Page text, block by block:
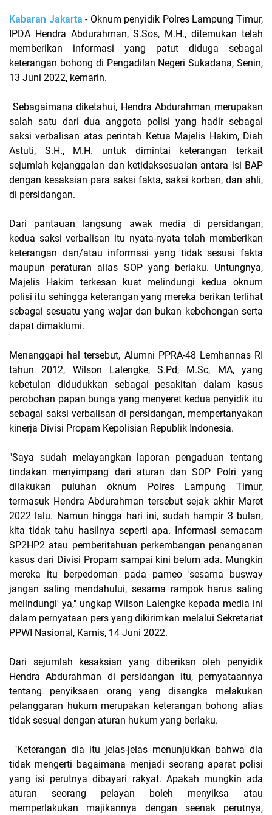
Kabaran Jakarta - Oknum penyidik Polres Lampung Timur,
IPDA Hendra Abdurahman, S.Sos, M.H., ditemukan telah
memberikan informasi yang patut diduga sebagai
keterangan bohong di Pengadilan Negeri Sukadana, Senin,
13 Juni 2022, kemarin.
Sebagaimana diketahui, Hendra Abdurahman merupakan
salah satu dari dua anggota polisi yang hadir sebagai
saksi verbalisan atas perintah Ketua Majelis Hakim, Diah
Astuti, S.H., M.H. untuk dimintai keterangan terkait
sejumlah kejanggalan dan ketidaksesuaian antara isi BAP
dengan kesaksian para saksi fakta, saksi korban, dan ahli,
di persidangan.
Dari pantauan langsung awak media di persidangan,
kedua saksi verbalisan itu nyata-nyata telah memberikan
keterangan dan/atau informasi yang tidak sesuai fakta
maupun peraturan alias SOP yang berlaku. Untungnya,
Majelis Hakim terkesan kuat melindungi kedua oknum
polisi itu sehingga keterangan yang mereka berikan terlihat
sebagai sesuatu yang wajar dan bukan kebohongan serta
dapat dimaklumi.
Menanggapi hal tersebut, Alumni PPRA-48 Lemhannas RI
tahun 2012, Wilson Lalengke, S.Pd, M.Sc, MA, yang
kebetulan didudukkan sebagai pesakitan dalam kasus
perobohan papan bunga yang menyeret kedua penyidik itu
sebagai saksi verbalisan di persidangan, mempertanyakan
kinerja Divisi Propam Kepolisian Republik Indonesia.
"Saya sudah melayangkan laporan pengaduan tentang
tindakan menyimpang dari aturan dan SOP Polri yang
dilakukan puluhan oknum Polres Lampung Timur,
termasuk Hendra Abdurahman tersebut sejak akhir Maret
2022 lalu. Namun hingga hari ini, sudah hampir 3 bulan,
kita tidak tahu hasilnya seperti apa. Informasi semacam
SP2HP2 atau pemberitahuan perkembangan penanganan
kasus dari Divisi Propam sampai kini belum ada. Mungkin
mereka itu berpedoman pada pameo 'sesama busway
jangan saling mendahului, sesama rampok harus saling
melindungi' ya," ungkap Wilson Lalengke kepada media ini
dalam pernyataan pers yang dikirimkan melalui Sekretariat
PPWI Nasional, Kamis, 14 Juni 2022.
Dari sejumlah kesaksian yang diberikan oleh penyidik
Hendra Abdurahman di persidangan itu, pernyataannya
tentang penyiksaan orang yang disangka melakukan
pelanggaran hukum merupakan keterangan bohong alias
tidak sesuai dengan aturan hukum yang berlaku.
"Keterangan dia itu jelas-jelas menunjukkan bahwa dia
tidak mengerti bagaimana menjadi seorang aparat polisi
yang isi perutnya dibayari rakyat. Apakah mungkin ada
aturan seorang pelayan boleh menyiksa atau
memperlakukan majikannya dengan seenak perutnya,